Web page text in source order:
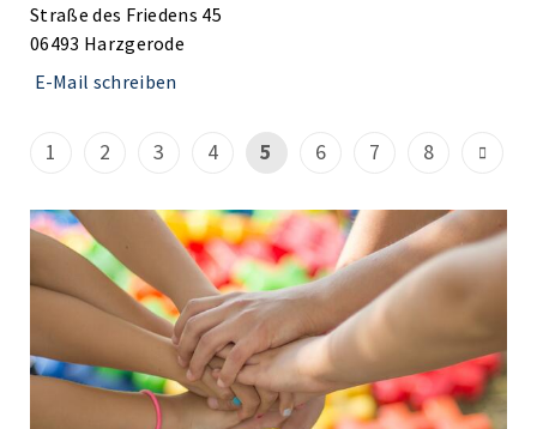
Straße des Friedens 45
06493 Harzgerode
E-Mail schreiben
1 2 3 4 5 6 7 8